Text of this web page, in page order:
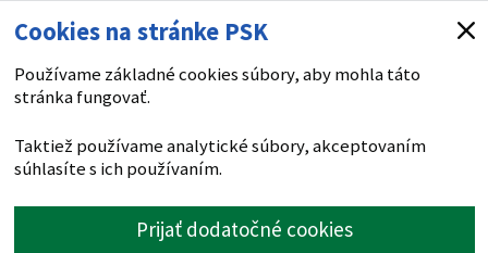
Cookies na stránke PSK
Používame základné cookies súbory, aby mohla táto
stránka fungovať.
Taktiež používame analytické súbory, akceptovaním
súhlasíte s ich používaním.
Prijať dodatočné cookies